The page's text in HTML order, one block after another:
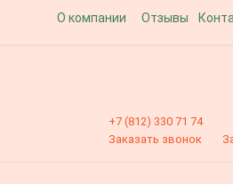
О компании Отзывы
+7 (812) 330 71 74
Заказать звонок